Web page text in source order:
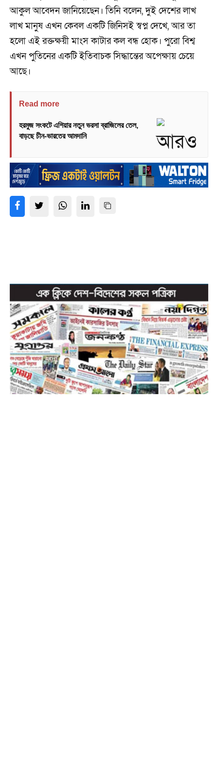
আকুল আবেদন জানিয়েছেন। তিনি বলেন, দুই দেশের লাখ
লাখ মানুষ এখন কেবল একটি জিনিসই স্বপ্ন দেখে, আর তা
হলো এই রক্তক্ষয়ী মাংস কাটার কল বন্ধ হোক। পুরো বিশ্ব
এখন পুতিনের একটি ইতিবাচক সিদ্ধান্তের অপেক্ষায় চেয়ে
আছে।
Read more
হরমুজ সংকটে এশিয়ার নতুন ভরসা ব্রাজিলের তেল,
বাড়ছে চীন-ভারতের আমদানি